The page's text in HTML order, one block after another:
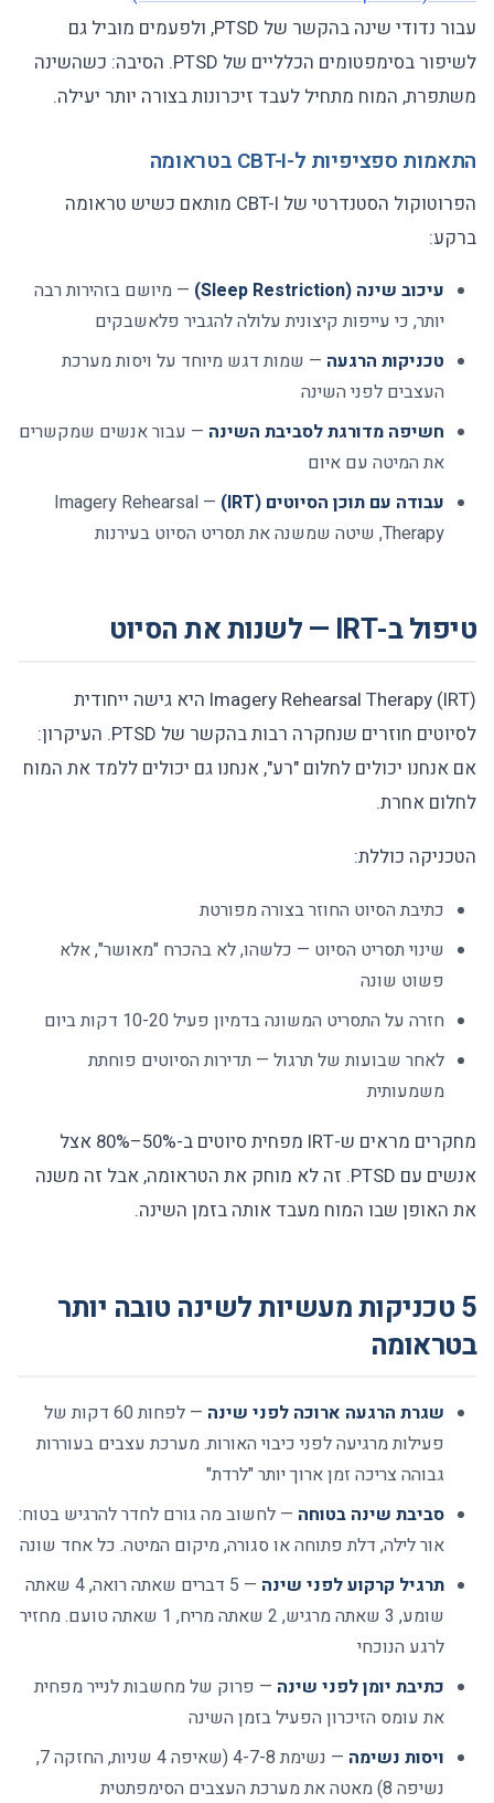
עבור נדודי שינה בהקשר של PTSD, ולפעמים מוביל גם
לשיפור בסימפטומים הכלליים של PTSD. הסיבה: כשהשינה
משתפרת, המוח מתחיל לעבד זיכרונות בצורה יותר יעילה.
התאמות ספציפיות ל-CBT-I בטראומה
הפרוטוקול הסטנדרטי של CBT-I מותאם כשיש טראומה
ברקע:
עיכוב שינה (Sleep Restriction)
— מיושם בזהירות רבה
יותר, כי עייפות קיצונית עלולה להגביר פלאשבקים
טכניקות הרגעה — שמות דגש מיוחד על ויסות מערכת
העצבים לפני השינה
חשיפה מדורגת לסביבת השינה — עבור אנשים שמקשרים
את המיטה עם איום
עבודה עם תוכן הסיוטים (IRT)
— Imagery Rehearsal
Therapy, שיטה שמשנה את תסריט הסיוט בעירנות
טיפול ב-IRT — לשנות את הסיוט
Imagery Rehearsal Therapy (IRT) היא גישה ייחודית
לסיוטים חוזרים שנחקרה רבות בהקשר של PTSD. העיקרון:
אם אנחנו יכולים לחלום "רע", אנחנו גם יכולים ללמד את המוח
לחלום אחרת.
הטכניקה כוללת:
כתיבת הסיוט החוזר בצורה מפורטת
שינוי תסריט הסיוט — כלשהו, לא בהכרח "מאושר", אלא
פשוט שונה
חזרה על התסריט המשונה בדמיון פעיל 10-20 דקות ביום
לאחר שבועות של תרגול — תדירות הסיוטים פוחתת
משמעותית
מחקרים מראים ש-IRT מפחית סיוטים ב-50%–80% אצל
אנשים עם PTSD. זה לא מוחק את הטראומה, אבל זה משנה
את האופן שבו המוח מעבד אותה בזמן השינה.
5 טכניקות מעשיות לשינה טובה יותר
בטראומה
שגרת הרגעה ארוכה לפני שינה
— לפחות 60 דקות של
פעילות מרגיעה לפני כיבוי האורות. מערכת עצבים בעוררות
גבוהה צריכה זמן ארוך יותר "לרדת"
סביבת שינה בטוחה — לחשוב מה גורם לחדר להרגיש בטוח:
אור לילה, דלת פתוחה או סגורה, מיקום המיטה. כל אחד שונה
תרגיל קרקוע לפני שינה
— 5 דברים שאתה רואה, 4 שאתה
שומע, 3 שאתה מרגיש, 2 שאתה מריח, 1 שאתה טועם. מחזיר
לרגע הנוכחי
כתיבת יומן לפני שינה — פרוק של מחשבות לנייר מפחית
את עומס הזיכרון הפעיל בזמן השינה
ויסות נשימה
— נשימת 4-7-8 (שאיפה 4 שניות, החזקה 7,
נשיפה 8) מאטה את מערכת העצבים הסימפתטית